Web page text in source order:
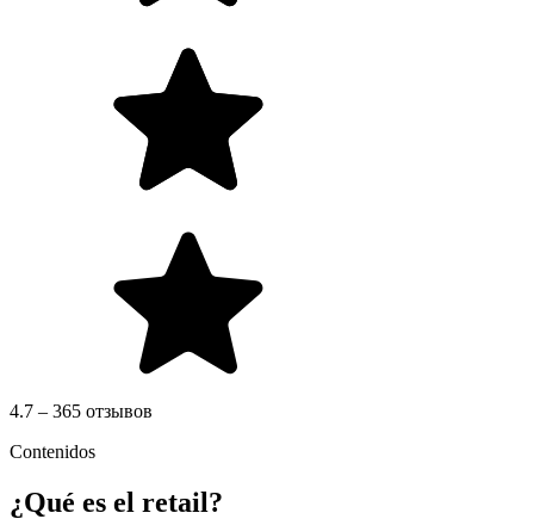
4.7 – 365 отзывов
Contenidos
¿Qué es el retail?